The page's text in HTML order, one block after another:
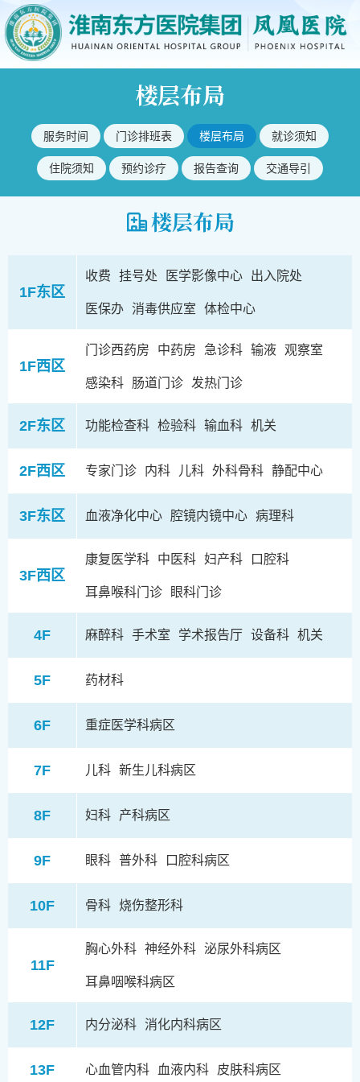
楼层布局
服务时间 门诊排班表 楼层布局 就诊须知
住院须知 预约诊疗 报告查询 交通导引
楼层布局
1F东区
收费 挂号处 医学影像中心 出入院处
医保办 消毒供应室 体检中心
1F西区
门诊西药房 中药房 急诊科 输液 观察室
感染科 肠道门诊 发热门诊
2F东区 功能检查科 检验科 输血科 机关
2F西区 专家门诊 内科 儿科 外科骨科 静配中心
3F东区 血液净化中心 腔镜内镜中心 病理科
3F西区
康复医学科 中医科 妇产科 口腔科
耳鼻喉科门诊 眼科门诊
4F 麻醉科 手术室 学术报告厅 设备科 机关
5F 药材科
6F 重症医学科病区
7F 儿科 新生儿科病区
8F 妇科 产科病区
9F 眼科 普外科 口腔科病区
10F 骨科 烧伤整形科
11F
胸心外科 神经外科 泌尿外科病区
耳鼻咽喉科病区
12F 内分泌科 消化内科病区
13F 心血管内科 血液内科 皮肤科病区